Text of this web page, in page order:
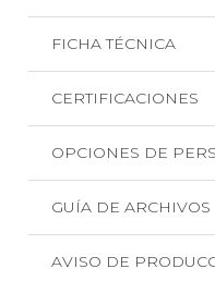
FICHA TÉCNICA
CERTIFICACIONES
OPCIONES DE
GUÍA DE ARCHIVOS
AVISO DE